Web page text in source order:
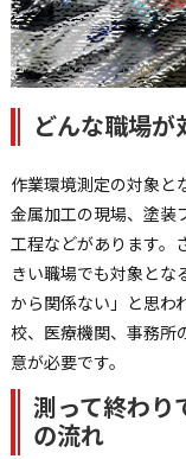
どんな職場
作業環境測定の対象と
金属加工の現場、塗装
工程などがあります。
きい職場でも対象とな
から関係ない」と思わ
校、医療機関、事務所
意が必要です。
測って終わ
の流れ